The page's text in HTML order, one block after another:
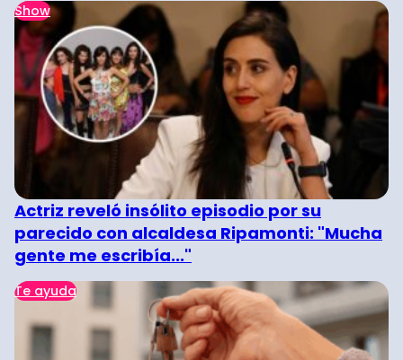
Show
Actriz reveló insólito episodio por su
parecido con alcaldesa Ripamonti: "Mucha
gente me escribía..."
Te ayuda